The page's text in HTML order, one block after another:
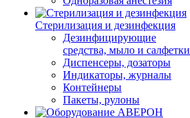
Стерилизация и дезинфекция
Дезинфицирующие
средства, мыло и салфетки
Диспенсеры, дозаторы
Индикаторы, журналы
Контейнеры
Пакеты, рулоны